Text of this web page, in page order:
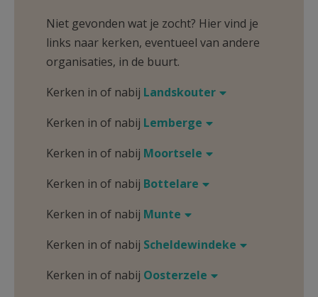
Niet gevonden wat je zocht? Hier vind je
links naar kerken, eventueel van andere
organisaties, in de buurt.
Kerken in of nabij Landskouter
Kerken in of nabij Lemberge
Kerken in of nabij Moortsele
Kerken in of nabij Bottelare
Kerken in of nabij Munte
Kerken in of nabij Scheldewindeke
Kerken in of nabij Oosterzele